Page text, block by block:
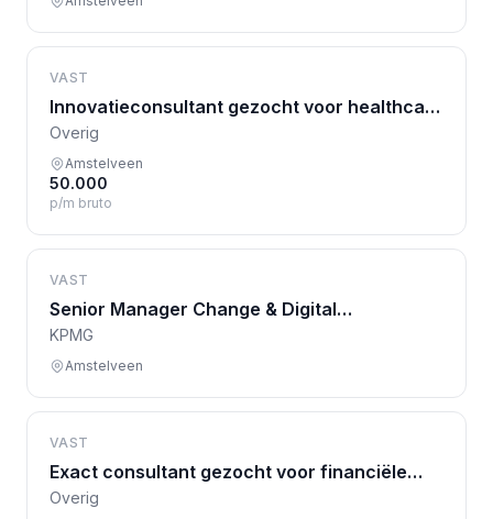
VAST
Innovatieconsultant gezocht voor healthcare
transformatie
Overig
Amstelveen
50.000
p/m bruto
VAST
Senior Manager Change & Digital
Transformation
KPMG
Amstelveen
VAST
Exact consultant gezocht voor financiële
transformatie bij groeiend bedrijf
Overig